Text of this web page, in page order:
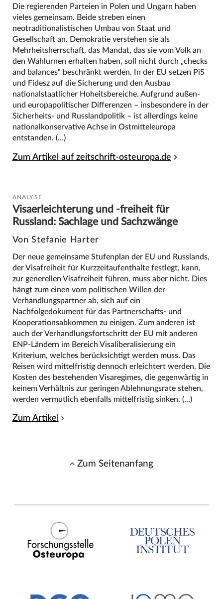
Die regierenden Parteien in Polen und Ungarn haben
vieles gemeinsam. Beide streben einen
neotraditionalistischen Umbau von Staat und
Gesellschaft an. Demokratie verstehen sie als
Mehrheitsherrschaft, das Mandat, das sie vom Volk an
den Wahlurnen erhalten haben, soll nicht durch „checks
and balances“ beschränkt werden. In der EU setzen PiS
und Fidesz auf die Sicherung und den Ausbau
nationalstaatlicher Hoheitsbereiche. Aufgrund außen-
und europapolitischer Differenzen – insbesondere in der
Sicherheits- und Russlandpolitik – ist allerdings keine
nationalkonservative Achse in Ostmitteleuropa
entstanden. (…)
Zum Artikel auf zeitschrift-osteuropa.de
ANALYSE
Visaerleichterung und -freiheit für
Russland: Sachlage und Sachzwänge
Von Stefanie Harter
Der neue gemeinsame Stufenplan der EU und Russlands,
der Visafreiheit für Kurzzeitaufenthalte festlegt, kann,
zur generellen Visafreiheit führen, muss aber nicht. Dies
hängt zum einen vom politischen Willen der
Verhandlungspartner ab, sich auf ein
Nachfolgedokument für das Partnerschafts- und
Kooperationsabkommen zu einigen. Zum anderen ist
auch der Verhandlungsfortschritt der EU mit anderen
ENP-Ländern im Bereich Visaliberalisierung ein
Kriterium, welches berücksichtigt werden muss. Das
Reisen wird mittelfristig dennoch erleichtert werden. Die
Kosten des bestehenden Visaregimes, die gegenwärtig in
keinem Verhältnis zur geringen Ablehnungsrate stehen,
werden vermutlich ebenfalls mittelfristig sinken. (…)
Zum Artikel
Zum Seitenanfang